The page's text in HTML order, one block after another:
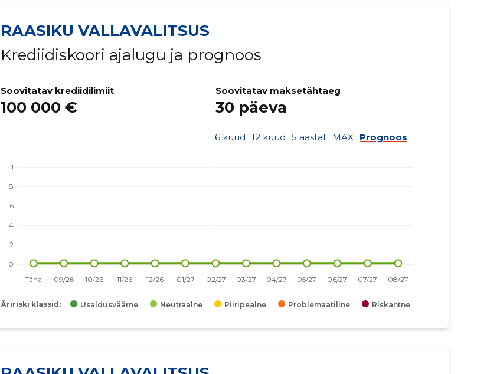
RAASIKU VALLAVALITSUS
Krediidiskoori ajalugu ja prognoos
Soovitatav krediidilimiit
100 000 €
Soovitatav maksetähtaeg
30 päeva
6 kuud 12 kuud 5 aastat MAX Prognoos
Äririski klassid: Usaldusväärne Neutraalne Piiripealne Problemaatiline Riskantne